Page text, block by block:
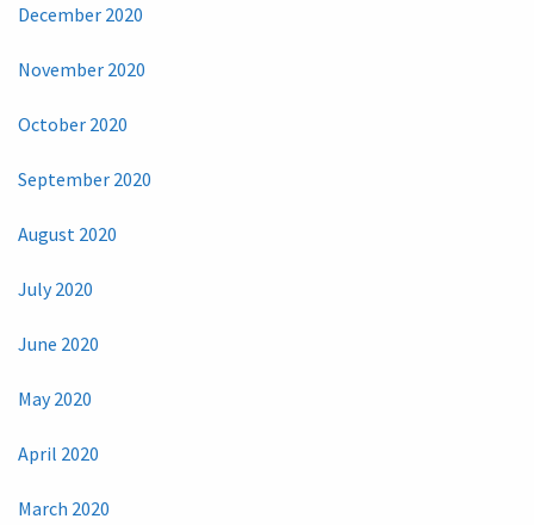
December 2020
November 2020
October 2020
September 2020
August 2020
July 2020
June 2020
May 2020
April 2020
March 2020